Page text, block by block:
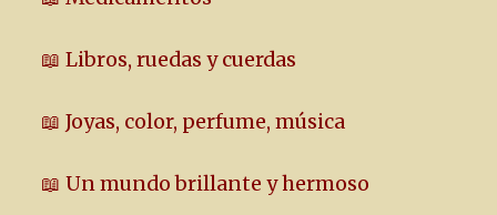
📖 Libros, ruedas y cuerdas
📖 Joyas, color, perfume, música
📖 Un mundo brillante y hermoso